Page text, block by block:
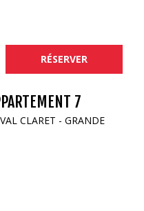
RÉSERVER
7
CLARET - GRANDE